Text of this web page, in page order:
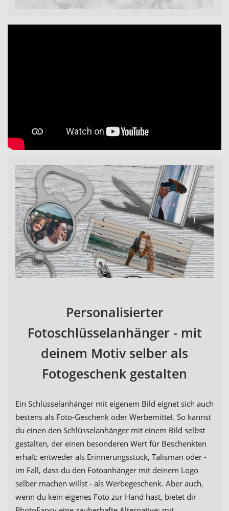
Personalisierter
Fotoschlüsselanhänger - mit
deinem Motiv selber als
Fotogeschenk gestalten
Ein Schlüsselanhänger mit eigenem Bild eignet sich auch
bestens als Foto-Geschenk oder Werbemittel. So kannst
du einen den Schlüsselanhänger mit einem Bild selbst
gestalten, der einen besonderen Wert für Beschenkten
erhält: entweder als Erinnerungsstück, Talisman oder -
im Fall, dass du den Fotoanhänger mit deinem Logo
selber machen willst - als Werbegeschenk. Aber auch,
wenn du kein eigenes Foto zur Hand hast, bietet dir